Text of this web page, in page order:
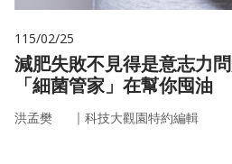
115/02/25
減肥失敗不見得是意志力
「細菌管家」在幫你囤油
洪孟樊 ｜ 科技大觀園特約編輯